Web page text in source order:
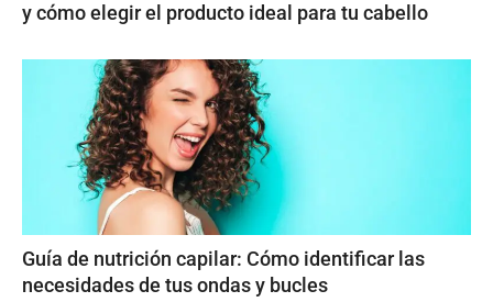
y cómo elegir el producto ideal para tu cabello
Guía de nutrición capilar: Cómo identificar las
necesidades de tus ondas y bucles